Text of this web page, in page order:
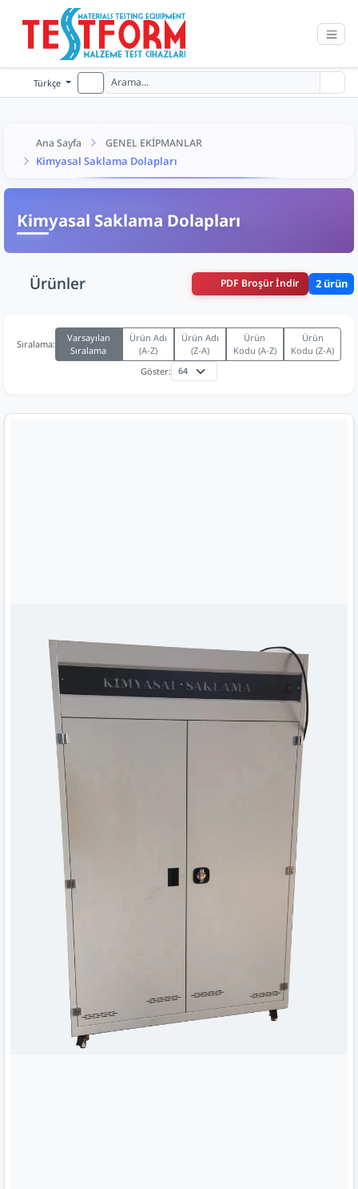
Türkçe
Ana Sayfa GENEL EKİPMANLAR
Kimyasal Saklama Dolapları
Kimyasal Saklama Dolapları
Ürünler PDF Broşür İndir 2 ürün
Sıralama:
Varsayılan
Sıralama
Ürün Adı
(A-Z)
Ürün Adı
(Z-A)
Ürün
Kodu (A-Z)
Ürün
Kodu (Z-A)
Göster: